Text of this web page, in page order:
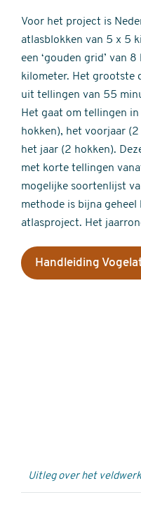
Voor het project is
atlasblokken van 5 x 5
een ‘gouden grid’ van
kilometer. Het grootste
uit tellingen van 55
Het gaat om tellingen
hokken), het voorjaar
het jaar (2 hokken).
met korte tellingen
mogelijke soortenlijst
methode is bijna
atlasproject. Het
Handleiding
Uitleg over het